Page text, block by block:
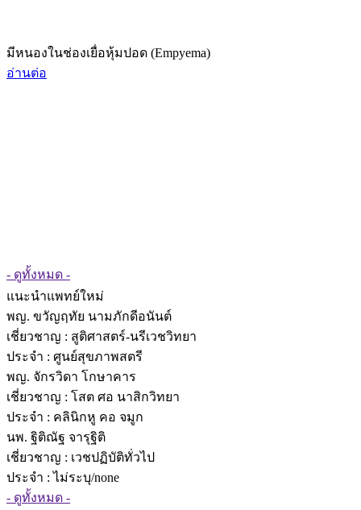
มีหนองในช่องเยื่อหุ้มปอด (Empyema)
อ่านต่อ
- ดูทั้งหมด -
แนะนำแพทย์ใหม่
พญ. ขวัญฤทัย นามภักดีอนันต์
เชี่ยวชาญ : สูติศาสตร์-นรีเวชวิทยา
ประจำ : ศูนย์สุขภาพสตรี
พญ. จักรวิดา โกษาคาร
เชี่ยวชาญ : โสต ศอ นาสิกวิทยา
ประจำ : คลินิกหู คอ จมูก
นพ. ฐิติณัฐ จารุฐิติ
เชี่ยวชาญ : เวชปฏิบัติทั่วไป
ประจำ : ไม่ระบุ/none
- ดูทั้งหมด -